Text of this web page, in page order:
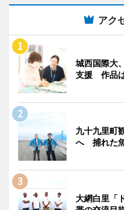
アク
城西国際大
支援 作品
九十九里町
へ 捕れた
大網白里「